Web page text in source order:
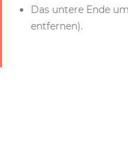
Das untere Ende
entfernen).